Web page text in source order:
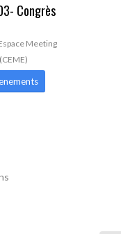
Congrès
Meeting